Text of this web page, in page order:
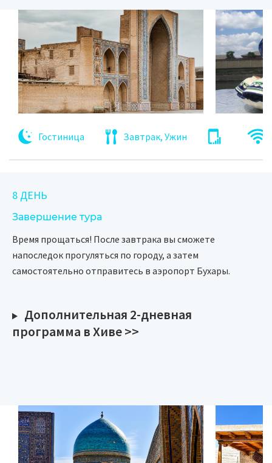
Гостиница Завтрак, Ужин
8 ДЕНЬ
Завершение тура
Время прощаться! После завтрака вы сможете
напоследок прогуляться по городу, а затем
самостоятельно отправитесь в аэропорт Бухары.
Дополнительная 2-дневная
программа в Хиве >>